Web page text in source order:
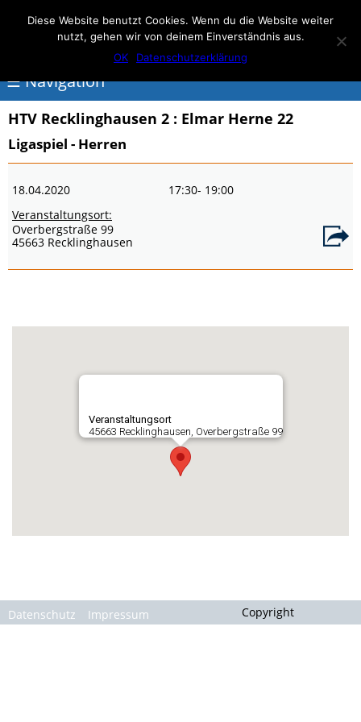
Elmar Herne 22
100% Handball
☰ Navigation
<
Über
Elmar
Herne
Events
HTV Recklinghausen 2 : Elmar Herne 22
Ligaspiel - Herren
18.04.2020 17:30- 19:00
Veranstaltungsort:
Overbergstraße 99
45663 Recklinghausen
Veranstaltungsort
45663 Recklinghausen, Overbergstraße 99
Datenschutz Impressum Copyright
Diese Website benutzt Cookies. Wenn du die Website weiter
nutzt, gehen wir von deinem Einverständnis aus.
OK
Datenschutzerklärung